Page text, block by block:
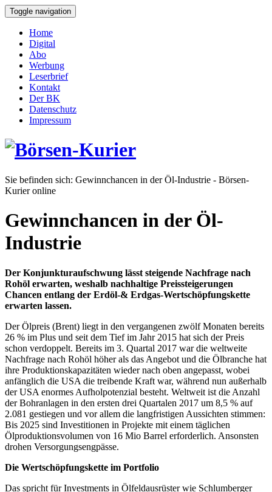
Toggle navigation
Home
Digital
Abo
Werbung
Leserbrief
Kontakt
Der BK
Datenschutz
Impressum
Sie befinden sich: Gewinnchancen in der Öl-Industrie - Börsen-
Kurier online
Gewinnchancen in der Öl-
Industrie
Der Konjunkturaufschwung lässt steigende Nachfrage nach
Rohöl erwarten, weshalb nachhaltige Preissteigerungen
Chancen entlang der Erdöl-& Erdgas-Wertschöpfungskette
erwarten lassen.
Der Ölpreis (Brent) liegt in den vergangenen zwölf Monaten bereits
26 % im Plus und seit dem Tief im Jahr 2015 hat sich der Preis
schon verdoppelt. Bereits im 3. Quartal 2017 war die weltweite
Nachfrage nach Rohöl höher als das Angebot und die Ölbranche hat
ihre Produktionskapazitäten wieder nach oben angepasst, wobei
anfänglich die USA die treibende Kraft war, während nun außerhalb
der USA enormes Aufholpotenzial besteht. Weltweit ist die Anzahl
der Bohranlagen in den ersten drei Quartalen 2017 um 8,5 % auf
2.081 gestiegen und vor allem die langfristigen Aussichten stimmen:
Bis 2025 sind Investitionen in Projekte mit einem täglichen
Ölproduktionsvolumen von 16 Mio Barrel erforderlich. Ansonsten
drohen Versorgungsengpässe.
Die Wertschöpfungskette im Portfolio
Das spricht für Investments in Ölfeldausrüster wie Schlumberger